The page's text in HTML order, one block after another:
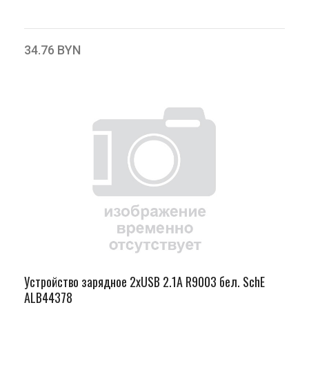
34.76 BYN
Устройство зарядное 2хUSB 2.1А R9003 бел. SchE
ALB44378